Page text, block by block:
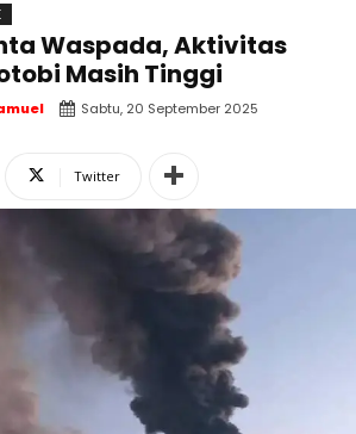
Waspada, Aktivitas
Masih Tinggi
Sabtu, 20 September 2025
Twitter